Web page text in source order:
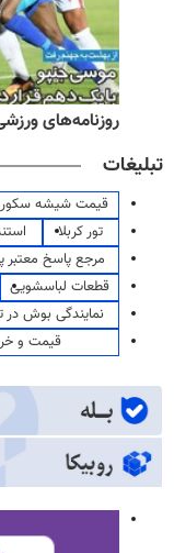
روزنامه‌های ورزشی شنبه ۱۷
تبلیغات
قیمت شیشه
تور کربلا
مرجع پاسخ معتبر
قطعات لباسشویی
نمایندگی بوش در
قیمت و